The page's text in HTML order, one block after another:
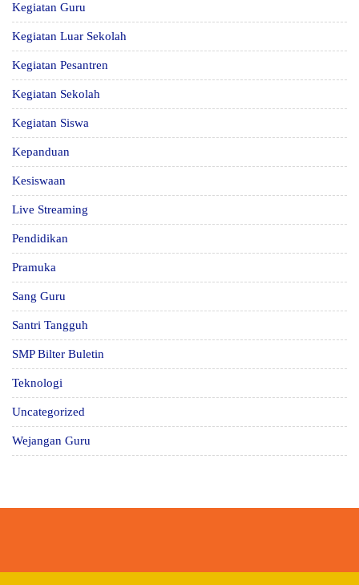
Kegiatan Guru
Kegiatan Luar Sekolah
Kegiatan Pesantren
Kegiatan Sekolah
Kegiatan Siswa
Kepanduan
Kesiswaan
Live Streaming
Pendidikan
Pramuka
Sang Guru
Santri Tangguh
SMP Bilter Buletin
Teknologi
Uncategorized
Wejangan Guru